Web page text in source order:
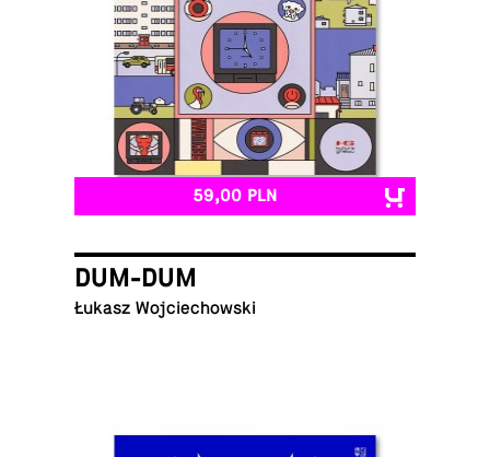
59,00 PLN
DUM-DUM
Łukasz Wojciechowski